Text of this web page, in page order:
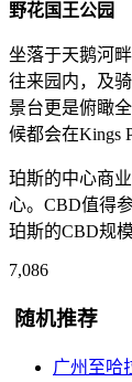
野花国王公园
坐落于天鹅河
往来园内，及
景台更是俯瞰
候都会在Kings
珀斯的中心商业
心。CBD值得
珀斯的CBD规
7,086
随机推荐
广州至哈